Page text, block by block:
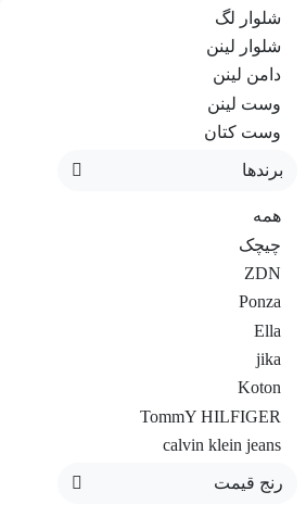
شلوار لگ
شلوار لینن
دامن لینن
وست لینن
وست کتان
شومیز
برندها
همه
چیچک
ZDN
Ponza
Ella
jika
Koton
TommY HILFIGER
calvin klein jeans
رنج قیمت